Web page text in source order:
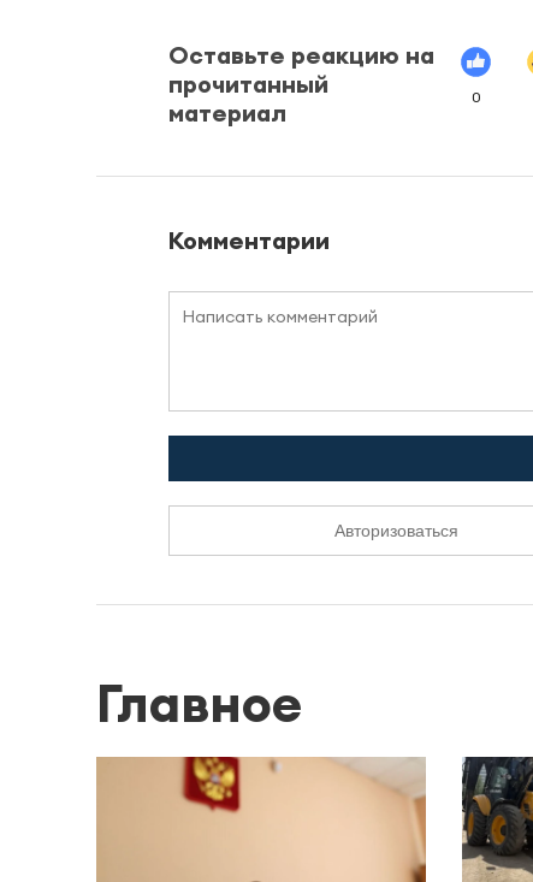
Оставьте реакцию на
прочитанный
материал
0
Комментарии
Авторизоваться
Главное